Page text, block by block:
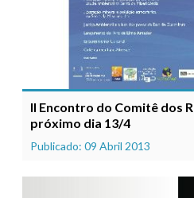
II Encontro do Comitê dos
próximo dia 13/4
Publicado: 09 Abril 2013